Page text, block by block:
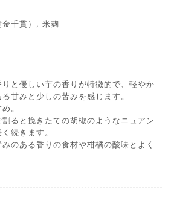
金千貫）, 米麹
と優しい芋の香りが特徴的で、軽やか
甘みと少しの苦みを感じます。
。
ると挽きたての胡椒のようなニュアン
続きます。
のある香りの食材や柑橘の酸味とよく